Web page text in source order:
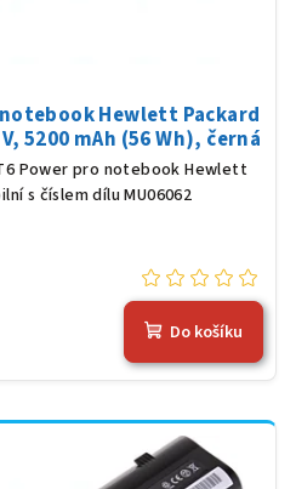
Hewlett Packard
5200 mAh (56 Wh), černá
Power pro notebook Hewlett
s číslem dílu MU06062
Do košíku